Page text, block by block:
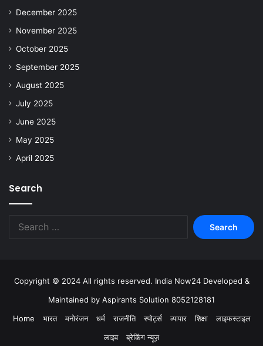
December 2025
November 2025
October 2025
September 2025
August 2025
July 2025
June 2025
May 2025
April 2025
Search
Copyright © 2024 All rights reserved. India Now24 Developed &
Maintained by Aspirants Solution 8052128181
Home
भारत मनोरंजन धर्म राजनीति स्पोर्ट्स व्यापार शिक्षा
लाइफस्टाइल
लाइव
ब्रेकिंग न्यूज़